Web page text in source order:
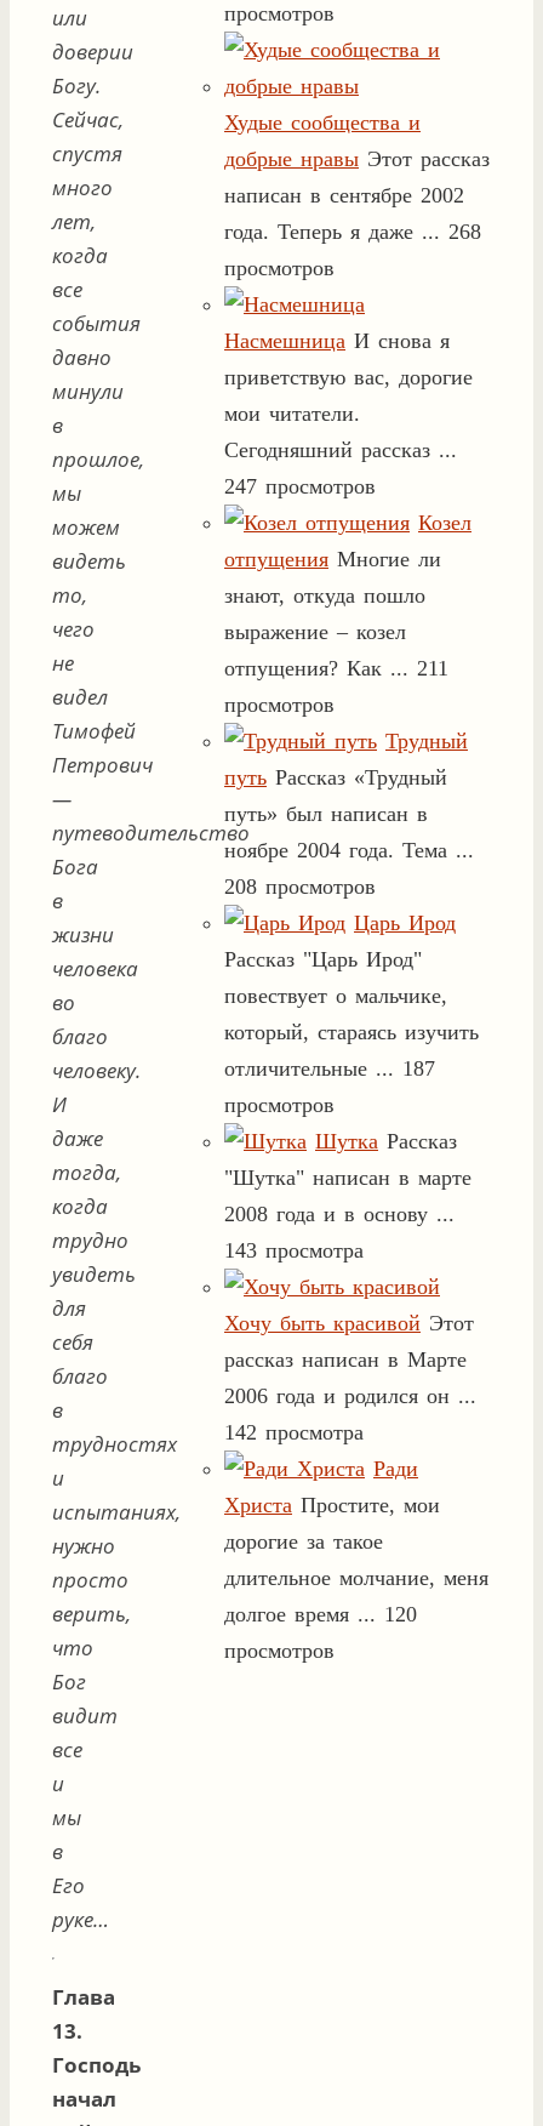
или
доверии
Богу.
Сейчас,
спустя
много
лет,
когда
все
события
давно
минули
в
прошлое,
мы
можем
видеть
то,
чего
не
видел
Тимофей
Петрович
—
путеводительство
Бога
в
жизни
человека
во
благо
человеку.
И
даже
тогда,
когда
трудно
увидеть
для
себя
благо
в
трудностях
и
испытаниях,
нужно
просто
верить,
что
Бог
видит
все
и
мы
в
Его
руке…
Глава
13.
Господь
начал
просмотров
Худые сообщества и
добрые нравы Этот рассказ
написан в сентябре 2002
года. Теперь я даже ... 268
просмотров
Насмешница И снова я
приветствую вас, дорогие
мои читатели.
Сегодняшний рассказ ...
247 просмотров
Козел
отпущения Многие ли
знают, откуда пошло
выражение – козел
отпущения? Как ... 211
просмотров
Трудный
путь Рассказ «Трудный
путь» был написан в
ноябре 2004 года. Тема ...
208 просмотров
Царь Ирод
Рассказ "Царь Ирод"
повествует о мальчике,
который, стараясь изучить
отличительные ... 187
просмотров
Шутка Рассказ
"Шутка" написан в марте
2008 года и в основу ...
143 просмотра
Хочу быть красивой Этот
рассказ написан в Марте
2006 года и родился он ...
142 просмотра
Ради
Христа Простите, мои
дорогие за такое
длительное молчание, меня
долгое время ... 120
просмотров